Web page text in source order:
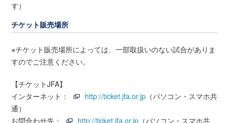
す）
チケット販売場所
※チケット販売場所によっては、一部取扱いのない試合がありま
すのでご注意ください。
【チケットJFA】
インターネット：
http://ticket.jfa.or.jp （パソコン・スマホ共
通）
お問合わせ先：
http://ticket.jfa.or.jp （パソコン・スマホ共